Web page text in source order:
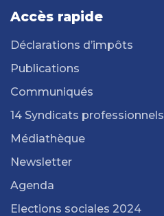
Accès rapide
Déclarations d’impôts
Publications
Communiqués
14 Syndicats professionnels
Médiathèque
Newsletter
Agenda
Elections sociales 2024